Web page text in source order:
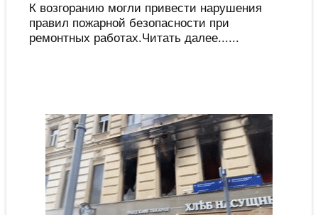
К возгоранию могли привести нарушения
правил пожарной безопасности при
ремонтных работах.Читать далее......